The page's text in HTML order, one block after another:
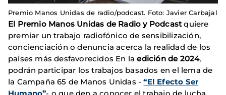
Premio Manos Unidas de radio/podcast. Foto: Javier Carbajal
El Premio Manos Unidas de Radio y Podcastquiere
premiar un trabajo radiofónico de sensibilización,
concienciación o denuncia acerca la realidad de los
países más desfavorecidos En laedición de 2024,
podrán participar los trabajos basados en el lema de
la Campaña 65 de Manos Unidas -“El Efecto Ser
Humano”- o que den a conocer el trabajo de lucha